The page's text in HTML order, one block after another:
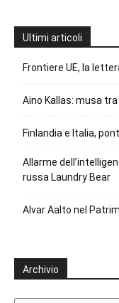
Ultimi articoli
Frontiere UE, la
Aino Kallas: musa
Finlandia e Italia,
Allarme
russa Laundry Bear
Alvar Aalto nel
Archivio
Archivio